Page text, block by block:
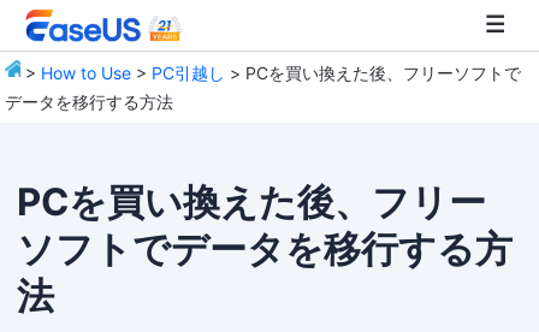
> How to Use > PC引越し > PCを買い換えた後、フリーソフトで
データを移行する方法
PCを買い換えた後、フリー
ソフトでデータを移行する方
法